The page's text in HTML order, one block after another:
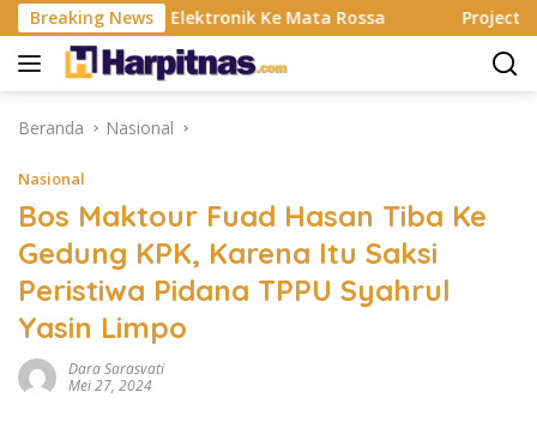
Langsung
ke
konten
Breaking News
Alat Elektronik Ke Mata Rossa Project Pop
Beranda Nasional
Nasional
Bos Maktour Fuad Hasan Tiba Ke
Gedung KPK, Karena Itu Saksi
Peristiwa Pidana TPPU Syahrul
Yasin Limpo
Dara Sarasvati
Mei 27, 2024